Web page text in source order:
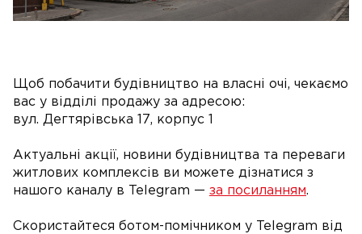
Щоб побачити будівництво на власні очі, чекаємо
вас у відділі продажу за адресою:
вул. Дегтярівська 17, корпус 1
Актуальні акції, новини будівництва та переваги
житлових комплексів ви можете дізнатися з
нашого каналу в Telegram — за посиланням.
Скористайтеся ботом-помічником у Telegram від